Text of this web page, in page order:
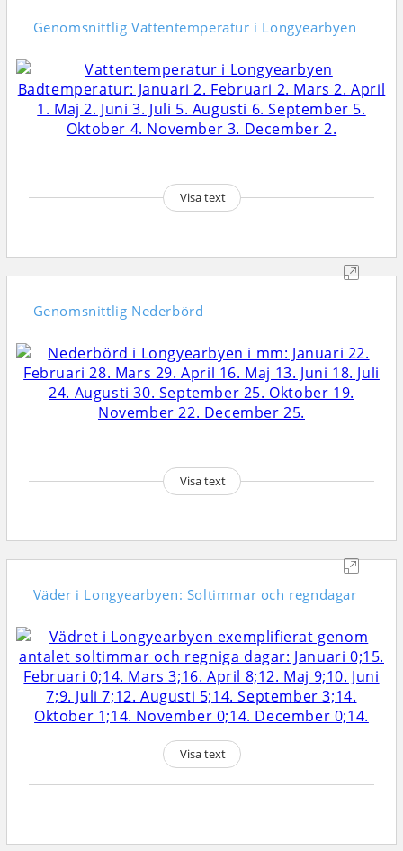
Genomsnittlig Vattentemperatur i Longyearbyen
Visa text
Genomsnittlig Nederbörd
Visa text
Väder i Longyearbyen: Soltimmar och regndagar
Visa text